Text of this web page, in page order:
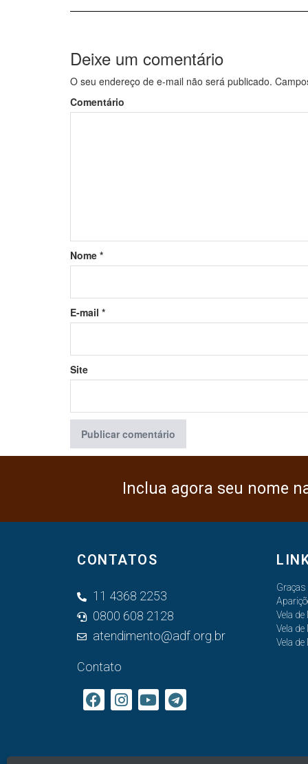
Deixe um comentário
O seu endereço de e-mail não será publicado.
Comentário
Nome *
E-mail *
Site
Inclua agora seu nome
CONTATOS
11 4368 2253
0800 608 2128
atendimento@adf.org.br
Contato
Vela
Vela
Vela